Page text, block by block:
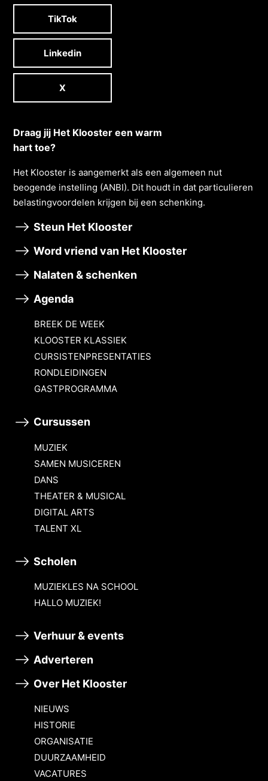
TikTok
Linkedin
X
Draag jij Het Klooster een warm
hart toe?
Het Klooster is aangemerkt als een algemeen nut
beogende instelling (ANBI). Dit houdt in dat particulieren
belastingvoordelen krĳgen bĳ een schenking.
Steun Het Klooster
Word vriend van Het Klooster
Nalaten & schenken
Agenda
BREEK DE WEEK
KLOOSTER KLASSIEK
CURSISTENPRESENTATIES
RONDLEIDINGEN
GASTPROGRAMMA
Cursussen
MUZIEK
SAMEN MUSICEREN
DANS
THEATER & MUSICAL
DIGITAL ARTS
TALENT XL
Scholen
MUZIEKLES NA SCHOOL
HALLO MUZIEK!
Verhuur & events
Adverteren
Over Het Klooster
NIEUWS
HISTORIE
ORGANISATIE
DUURZAAMHEID
VACATURES